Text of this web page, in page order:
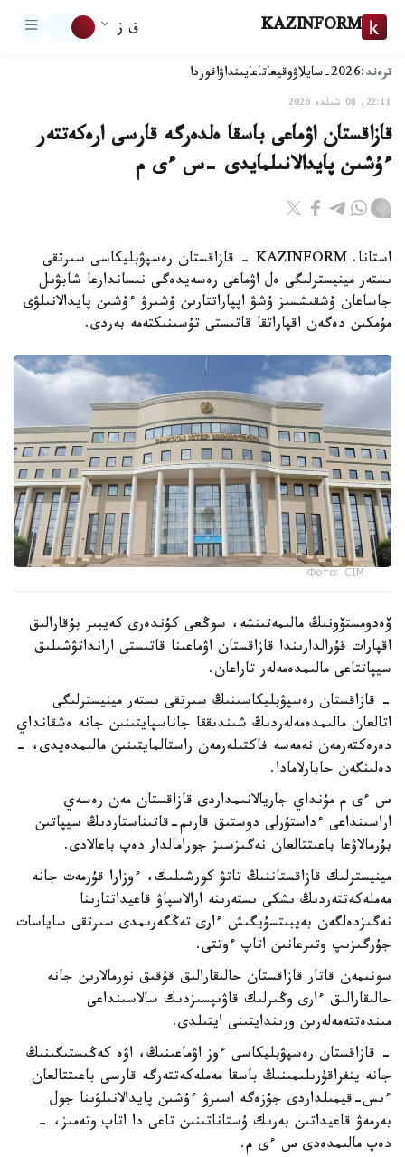
KAZINFORM ق ز
ترەند:2026-سايلاۋ وقيعاتاعايىنداۋاقوردا
22:11, 08 شىلدە 2026
قازاقستان اۋماعى باسقا ەلدەرگە قارسى ارەكەتتەر
ءۇشىن پايدالانىلمايدى –س ءى م
استانا. KAZINFORM - قازاقستان رەسپۋبليكاسى سىرتقى
ىستەر مينيسترلىگى ەل اۋماعى رەسەيدەگى نىساندارعا شابۋىل
جاساعان ۇشقىشسىز ۇشۋ اپپاراتتارىن ۇشىرۋ ءۇشىن پايدالانىلۋى
مۇمكىن دەگەن اقپاراتقا قاتىستى تۇسىنىكتەمە بەردى.
Фото: СІМ
ۆەدومستۆونىڭ مالىمەتىنشە، سوڭعى كۇندەرى كەيبىر بۇقارالىق
اقپارات قۇرالدارىندا قازاقستان اۋماعىنا قاتىستى ارانداتۋشىلىق
سيپاتتاعى مالىمدەمەلەر تاراعان.
- قازاقستان رەسپۋبليكاسىنىڭ سىرتقى ىستەر مينيسترلىگى
اتالعان مالىمدەمەلەردىڭ شىندىققا جاناسپايتىنىن جانە ەشقانداي
دەرەكتەرمەن نەمەسە فاكتىلەرمەن راستالمايتىنىن مالىمدەيدى، -
دەلىنگەن حابارلامادا.
س ءى م مۇنداي جاريالانىمداردى قازاقستان مەن رەسەي
اراسىنداعى ءداستۇرلى دوستىق قارىم-قاتىناستاردىڭ سيپاتىن
بۇرمالاۋعا باعىتتالعان نەگىزسىز جورامالدار دەپ باعالادى.
مينيسترلىك قازاقستاننىڭ تاتۋ كورشىلىك، ءوزارا قۇرمەت جانە
مەملەكەتتەردىڭ ىشكى ىستەرىنە ارالاسپاۋ قاعيداتتارىنا
نەگىزدەلگەن بەيبىتسۇيگىش ءارى تەڭگەرىمدى سىرتقى ساياسات
جۇرگىزىپ وتىرعانىن اتاپ ءوتتى.
سونىمەن قاتار قازاقستان حالىقارالىق قۇقىق نورمالارىن جانە
حالىقارالىق ءارى وڭىرلىك قاۋىپسىزدىك سالاسىنداعى
مىندەتتەمەلەرىن ورىندايتىنى ايتىلدى.
- قازاقستان رەسپۋبليكاسى ءوز اۋماعىنىڭ، اۋە كەڭىستىگىنىڭ
جانە ينفراقۇرىلىمىنىڭ باسقا مەملەكەتتەرگە قارسى باعىتتالعان
ءىس-قيمىلداردى جۇزەگە اسىرۋ ءۇشىن پايدالانىلۋىنا جول
بەرمەۋ قاعيداتىن بەرىك ۇستاناتىنىن تاعى دا اتاپ وتەمىز، -
دەپ مالىمدەدى س ءى م.